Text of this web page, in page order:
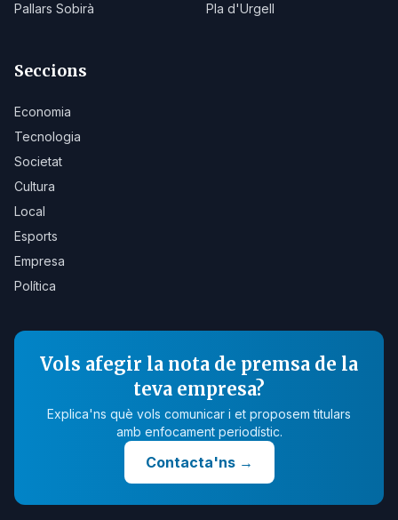
Pallars Sobirà
Pla d'Urgell
Seccions
Economia
Tecnologia
Societat
Cultura
Local
Esports
Empresa
Política
Vols afegir la nota de premsa de la
teva empresa?
Explica'ns què vols comunicar i et proposem titulars
amb enfocament periodístic.
Contacta'ns→